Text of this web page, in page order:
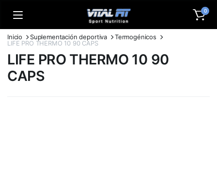
0
Inicio Suplementación deportiva
Termogénicos
LIFE PRO THERMO 10 90 CAPS
LIFE PRO THERMO 10 90
CAPS